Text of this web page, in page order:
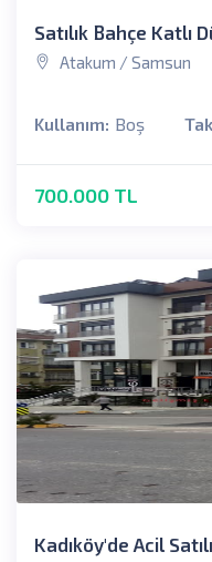
Satılık Bahçe Katlı
Atakum / Samsun
Kullanım: Boş
700.000 TL
Kadıköy'de Acil